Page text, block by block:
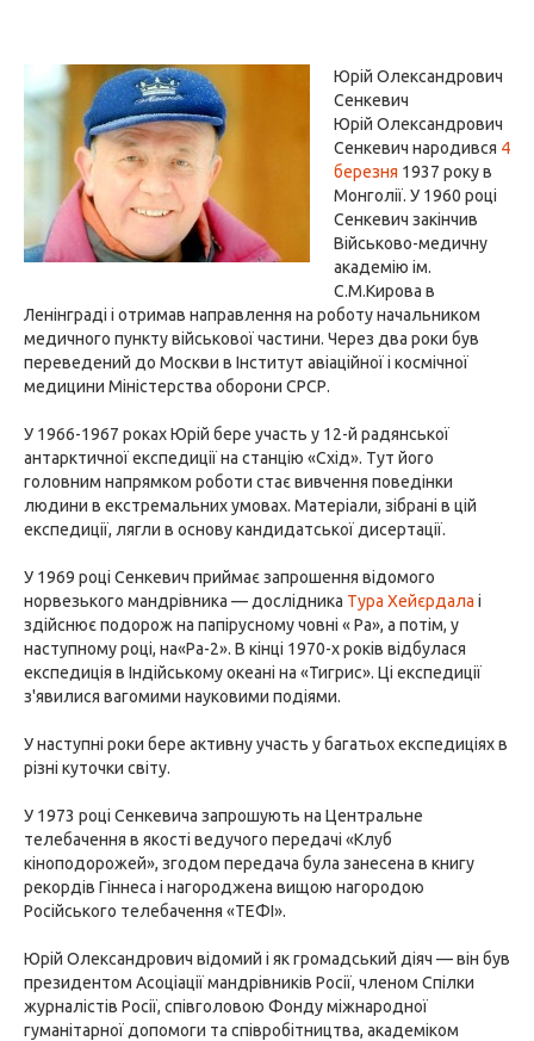
Юрій Олександрович
Сенкевич
Юрій Олександрович
Сенкевич народився 4
березня 1937 року в
Монголії. У 1960 році
Сенкевич закінчив
Військово-медичну
академію ім.
С.М.Кирова в
Ленінграді і отримав направлення на роботу начальником
медичного пункту військової частини. Через два роки був
переведений до Москви в Інститут авіаційної і космічної
медицини Міністерства оборони СРСР.
У 1966-1967 роках Юрій бере участь у 12-й радянської
антарктичної експедиції на станцію «Схід». Тут його
головним напрямком роботи стає вивчення поведінки
людини в екстремальних умовах. Матеріали, зібрані в цій
експедиції, лягли в основу кандидатської дисертації.
У 1969 році Сенкевич приймає запрошення відомого
норвезького мандрівника — дослідника Тура Хейєрдала і
здійснює подорож на папірусному човні « Ра», а потім, у
наступному році, на«Ра-2». В кінці 1970-х років відбулася
експедиція в Індійському океані на «Тигрис». Ці експедиції
з'явилися вагомими науковими подіями.
У наступні роки бере активну участь у багатьох експедиціях в
різні куточки світу.
У 1973 році Сенкевича запрошують на Центральне
телебачення в якості ведучого передачі «Клуб
кіноподорожей», згодом передача була занесена в книгу
рекордів Гіннеса і нагороджена вищою нагородою
Російського телебачення «ТЕФІ».
Юрій Олександрович відомий і як громадський діяч — він був
президентом Асоціації мандрівників Росії, членом Спілки
журналістів Росії, співголовою Фонду міжнародної
гуманітарної допомоги та співробітництва, академіком